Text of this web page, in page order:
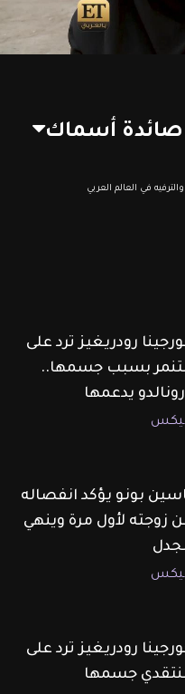
أسماك
رودريغيز ترد على
بسبب جسمها..
يدعمها
بونو يؤكد انفصاله
زوجته لأول مرة وينهي
رودريغيز ترد على
جسمها